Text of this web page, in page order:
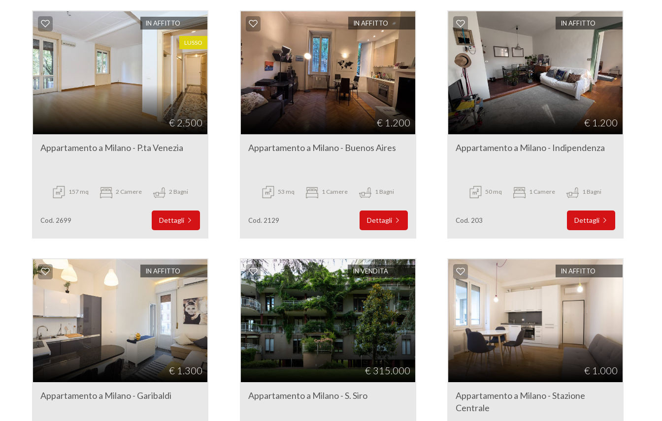
IN AFFITTO
LUSSO
€ 2.500
Appartamento a Milano - P.ta Venezia
157 mq 2 Camere 2 Bagni
Cod. 2699 Dettagli
IN AFFITTO
€ 1.200
Appartamento a Milano - Buenos Aires
53 mq 1 Camere 1 Bagni
Cod. 2129 Dettagli
IN AFFITTO
€ 1.200
Appartamento a Milano - Indipendenza
50 mq 1 Camere 1 Bagni
Cod. 203 Dettagli
IN AFFITTO
€ 1.300
Appartamento a Milano - Garibaldi
IN VENDITA
€ 315.000
Appartamento a Milano - S. Siro
IN AFFITTO
€ 1.000
Appartamento a Milano - Stazione
Centrale